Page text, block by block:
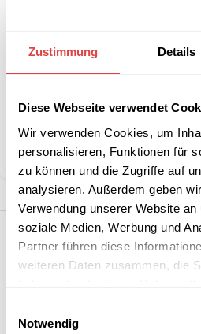
Zustimmung Details
Diese Webseite verwendet
Wir verwenden Cookies, um
personalisieren, Funktionen für
zu können und die Zugriffe auf
analysieren. Außerdem geben
Verwendung unserer Website
soziale Medien, Werbung und
Partner führen diese
weiteren Daten zusammen, die
Notwendig
größeren
Stückzahlen?
Kategorie: Waffel-, Pancake-
Teilen: